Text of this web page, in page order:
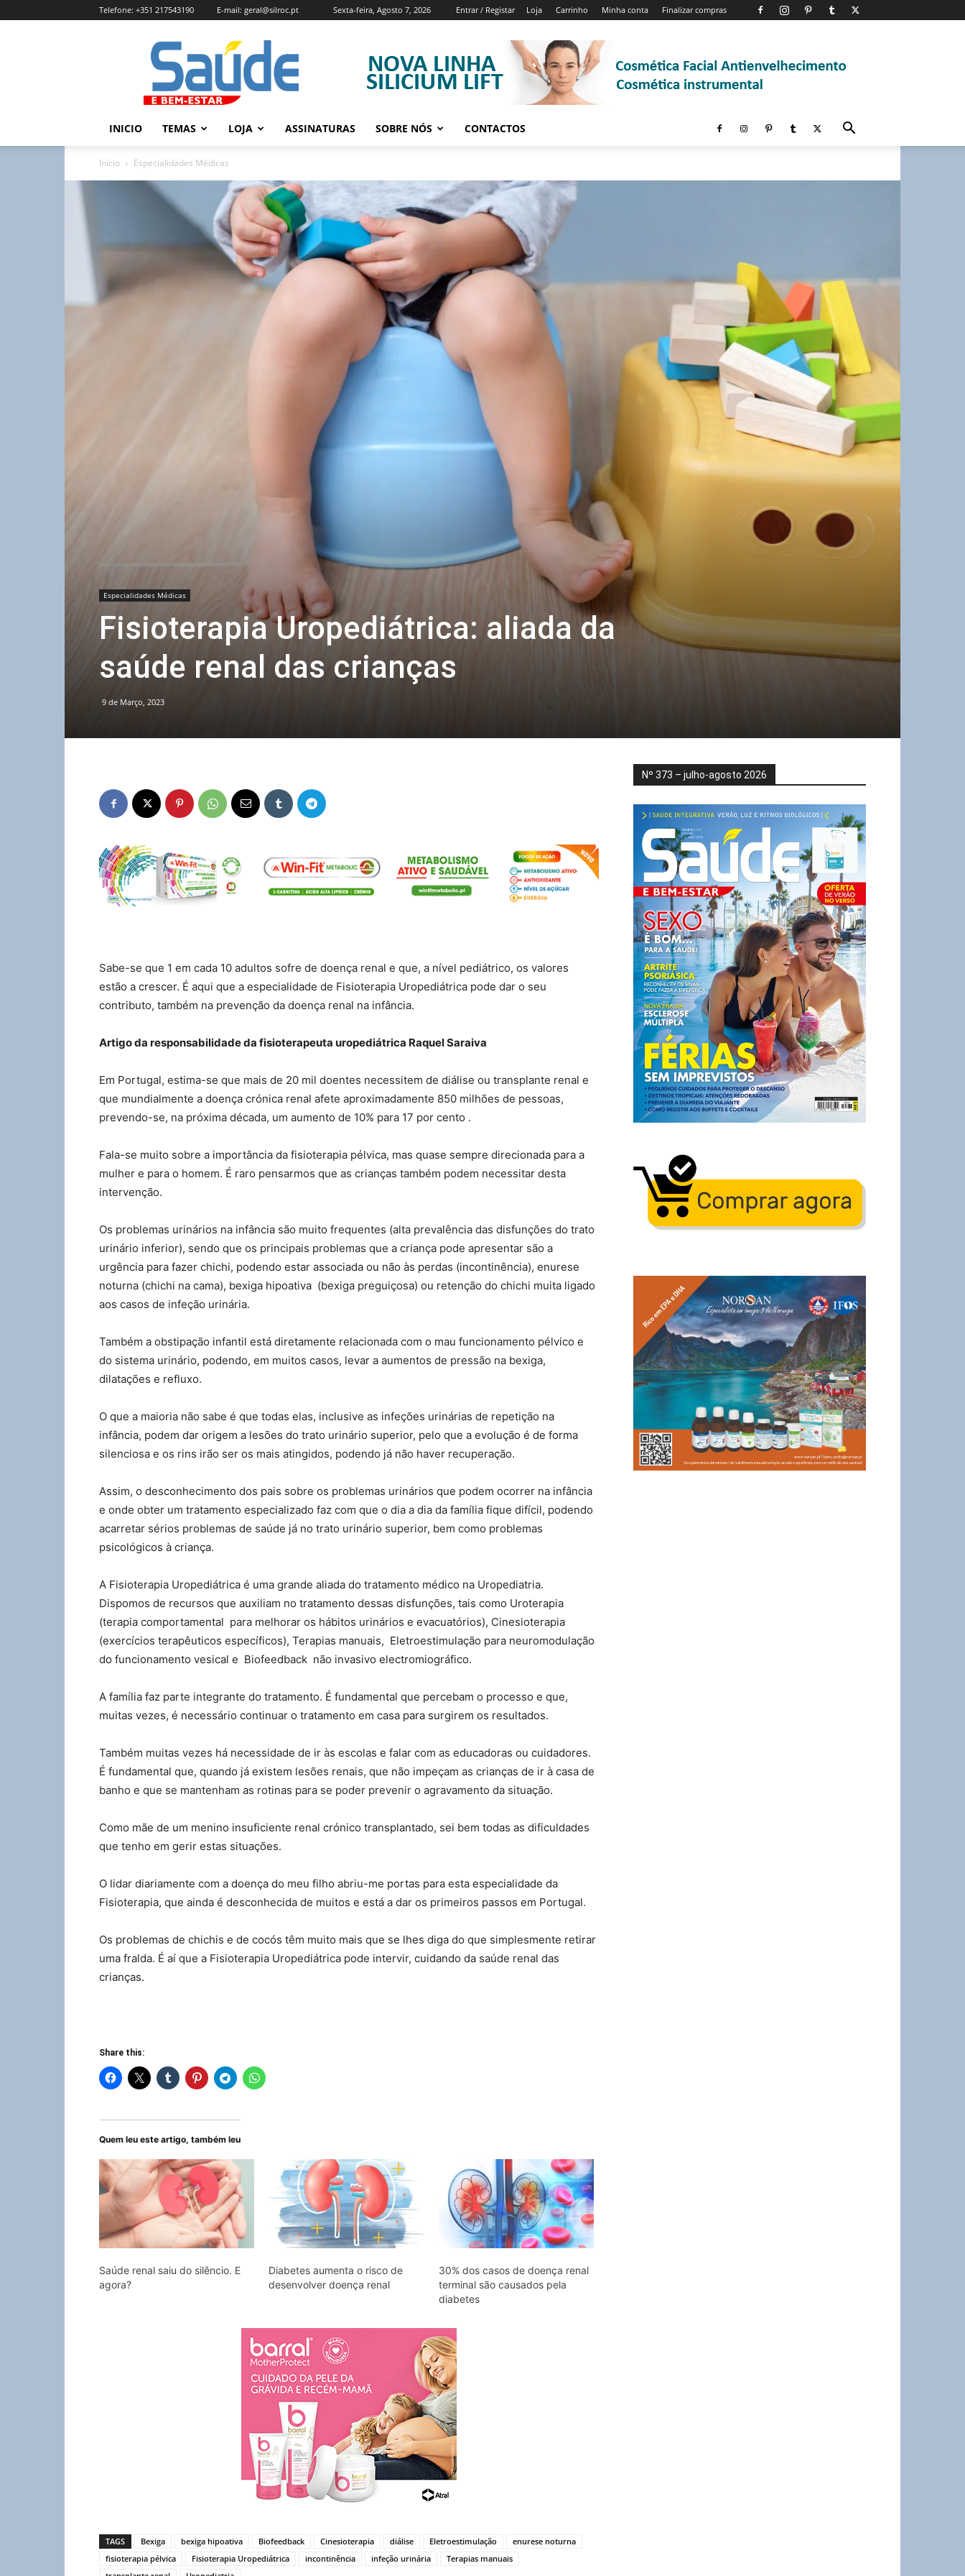
Sexta-feira, Agosto 7, 2026 Entrar / Registar Loja Carrinho Minha conta Finalizar compras
Telefone: +351 217543190 E-mail: geral@silroc.pt
Revista
Saúde
e
Bem
Estar
Edição
INICIO TEMAS LOJA ASSINATURAS SOBRE NÓS CONTACTOS
Início Especialidades Médicas
Especialidades Médicas
Fisioterapia Uropediátrica: aliada da
saúde renal das crianças
9 de Março, 2023
Sabe-se que 1 em cada 10 adultos sofre de doença renal e que, a nível pediátrico, os valores
estão a crescer. É aqui que a especialidade de Fisioterapia Uropediátrica pode dar o seu
contributo, também na prevenção da doença renal na infância.
Artigo da responsabilidade da fisioterapeuta uropediátrica Raquel Saraiva
Em Portugal, estima-se que mais de 20 mil doentes necessitem de diálise ou transplante renal e
que mundialmente a doença crónica renal afete aproximadamente 850 milhões de pessoas,
prevendo-se, na próxima década, um aumento de 10% para 17 por cento .
Fala-se muito sobre a importância da fisioterapia pélvica, mas quase sempre direcionada para a
mulher e para o homem. É raro pensarmos que as crianças também podem necessitar desta
intervenção.
Os problemas urinários na infância são muito frequentes (alta prevalência das disfunções do trato
urinário inferior), sendo que os principais problemas que a criança pode apresentar são a
urgência para fazer chichi, podendo estar associada ou não às perdas (incontinência), enurese
noturna (chichi na cama), bexiga hipoativa (bexiga preguiçosa) ou retenção do chichi muita ligado
aos casos de infeção urinária.
Também a obstipação infantil está diretamente relacionada com o mau funcionamento pélvico e
do sistema urinário, podendo, em muitos casos, levar a aumentos de pressão na bexiga,
dilatações e refluxo.
O que a maioria não sabe é que todas elas, inclusive as infeções urinárias de repetição na
infância, podem dar origem a lesões do trato urinário superior, pelo que a evolução é de forma
silenciosa e os rins irão ser os mais atingidos, podendo já não haver recuperação.
Assim, o desconhecimento dos pais sobre os problemas urinários que podem ocorrer na infância
e onde obter um tratamento especializado faz com que o dia a dia da família fique difícil, podendo
acarretar sérios problemas de saúde já no trato urinário superior, bem como problemas
psicológicos à criança.
A Fisioterapia Uropediátrica é uma grande aliada do tratamento médico na Uropediatria.
Dispomos de recursos que auxiliam no tratamento dessas disfunções, tais como Uroterapia
(terapia comportamental para melhorar os hábitos urinários e evacuatórios), Cinesioterapia
(exercícios terapêuticos específicos), Terapias manuais, Eletroestimulação para neuromodulação
do funcionamento vesical e Biofeedback não invasivo electromiográfico.
A família faz parte integrante do tratamento. É fundamental que percebam o processo e que,
muitas vezes, é necessário continuar o tratamento em casa para surgirem os resultados.
Também muitas vezes há necessidade de ir às escolas e falar com as educadoras ou cuidadores.
É fundamental que, quando já existem lesões renais, que não impeçam as crianças de ir à casa de
banho e que se mantenham as rotinas para se poder prevenir o agravamento da situação.
Como mãe de um menino insuficiente renal crónico transplantado, sei bem todas as dificuldades
que tenho em gerir estas situações.
O lidar diariamente com a doença do meu filho abriu-me portas para esta especialidade da
Fisioterapia, que ainda é desconhecida de muitos e está a dar os primeiros passos em Portugal.
Os problemas de chichis e de cocós têm muito mais que se lhes diga do que simplesmente retirar
uma fralda. É aí que a Fisioterapia Uropediátrica pode intervir, cuidando da saúde renal das
crianças.
Share this:
Quem leu este artigo, também leu
Saúde renal saiu do silêncio. E
agora?
Diabetes aumenta o risco de
desenvolver doença renal
30% dos casos de doença renal
terminal são causados pela
diabetes
TAGS Bexiga bexiga hipoativa Biofeedback Cinesioterapia diálise Eletroestimulação
enurese noturna
fisioterapia pélvica
Fisioterapia Uropediátrica incontinência infeção urinária
Terapias manuais
Nº 373 – julho-agosto 2026